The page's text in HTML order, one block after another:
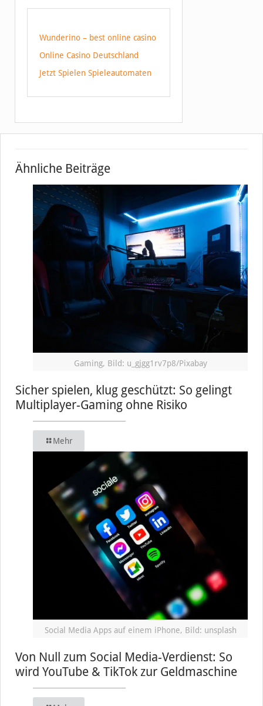
Wunderino – best online casino
Online Casino Deutschland
Jetzt Spielen Spieleautomaten
Ähnliche Beiträge
Gaming, Bild: u_gjgg1rv7p8/Pixabay
Sicher spielen, klug geschützt: So gelingt
Multiplayer-Gaming ohne Risiko
Mehr
Social Media Apps auf einem iPhone, Bild: unsplash
Von Null zum Social Media-Verdienst: So
wird YouTube & TikTok zur Geldmaschine